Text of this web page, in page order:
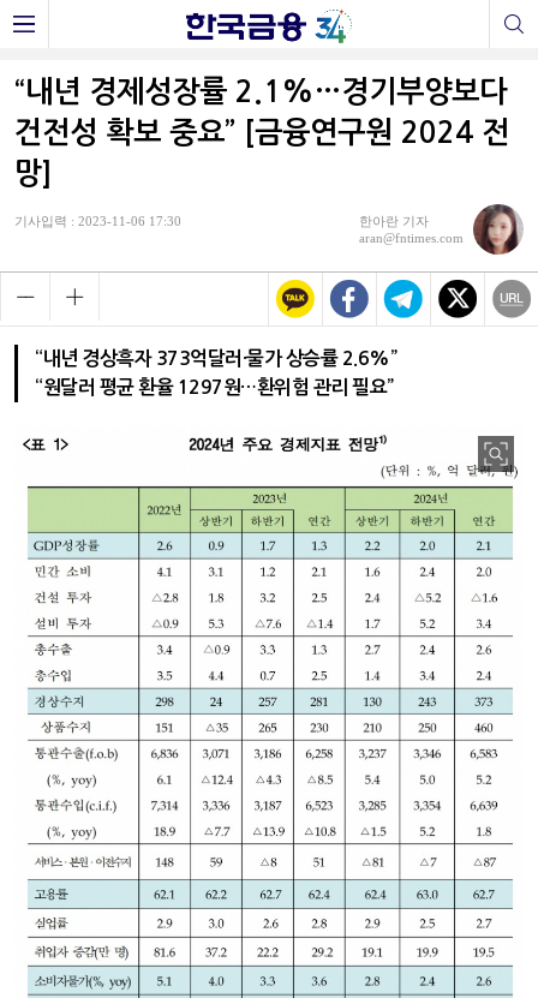
“내년 경제성장률 2.1%…경기부양보다
건전성 확보 중요” [금융연구원 2024 전
망]
기사입력 : 2023-11-06 17:30
한아란 기자
aran@fntimes.com
“내년 경상흑자 373억달러·물가 상승률 2.6%”
“원달러 평균 환율 1297원…환위험 관리 필요”